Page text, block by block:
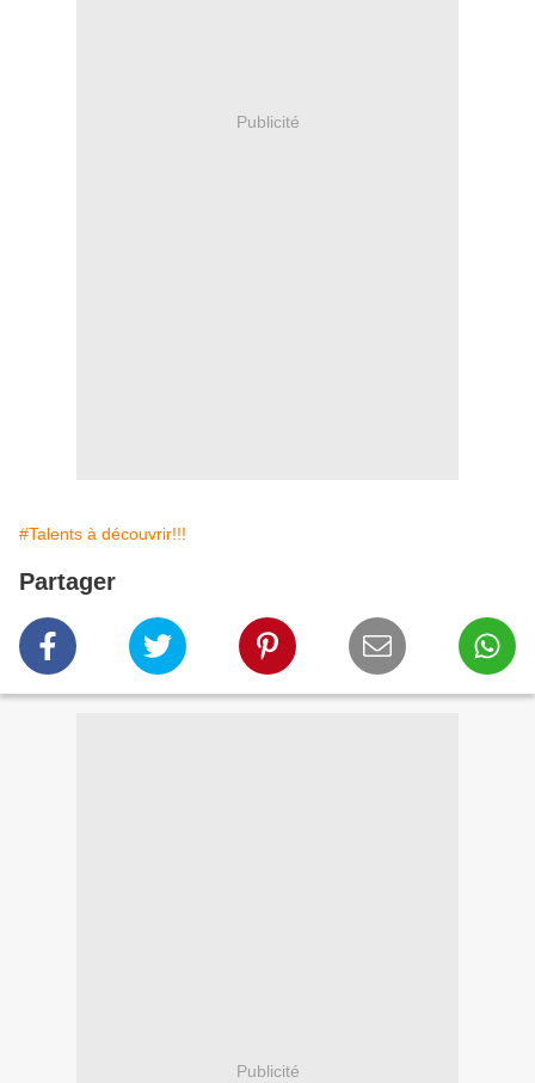
Publicité
#Talents à découvrir!!!
Partager
Publicité